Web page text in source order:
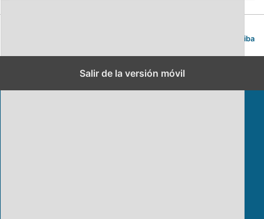
Volver arriba
Salir de la versión móvil